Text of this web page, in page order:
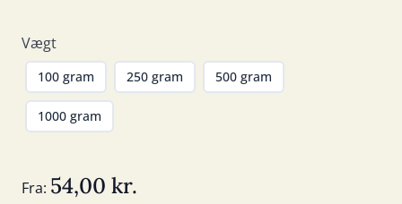
Vægt
100 gram 250 gram 500 gram
1000 gram
Fra: 54,00 kr.